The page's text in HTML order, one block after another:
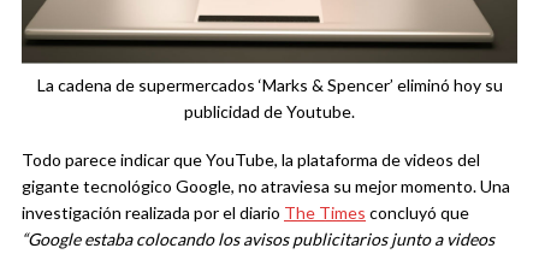
La cadena de supermercados ‘Marks & Spencer’ eliminó hoy su
publicidad de Youtube.
Todo parece indicar que YouTube, la plataforma de videos del
gigante tecnológico Google, no atraviesa su mejor momento. Una
investigación realizada por el diario The Times concluyó que
“Google estaba colocando los avisos publicitarios junto a videos